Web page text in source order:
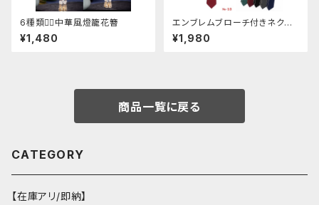
6種類❁⃘中華風燈籠花簪
¥1,480
エンブレムブローチ付きネクタ
イ(レッド)
¥1,980
商品一覧に戻る
CATEGORY
【在庫アリ/即納】